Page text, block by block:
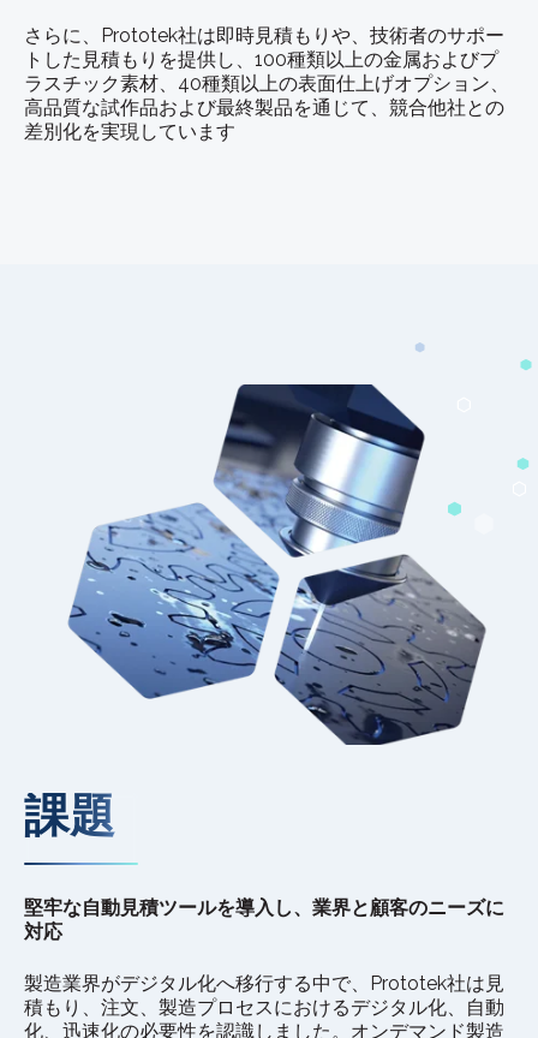
さらに、Prototek社は即時見積もりや、技術者のサポー
トした見積もりを提供し、100種類以上の金属およびプ
ラスチック素材、40種類以上の表面仕上げオプション、
高品質な試作品および最終製品を通じて、競合他社との
差別化を実現しています
課題
堅牢な自動見積ツールを導入し、業界と顧客のニーズに
対応
製造業界がデジタル化へ移行する中で、Prototek社は見
積もり、注文、製造プロセスにおけるデジタル化、自動
化、迅速化の必要性を認識しました。オンデマンド製造